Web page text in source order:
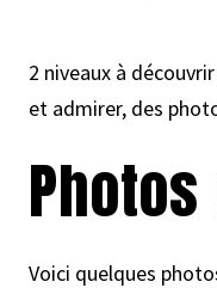
2 niveaux à
et admirer, des
Voici quelques